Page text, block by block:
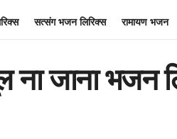
सत्संग भजन लिरिक्स रामायण भजन
जाना भजन